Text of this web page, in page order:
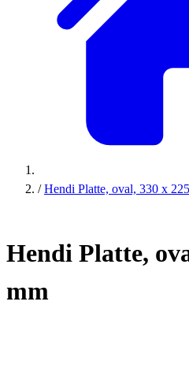
/ Hendi Platte, oval, 330 x
Hendi Platte,
mm